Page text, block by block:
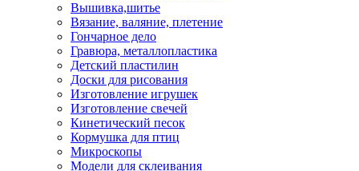
Вышивка,шитье
Вязание, валяние, плетение
Гончарное дело
Гравюра, металлопластика
Детский пластилин
Доски для рисования
Изготовление игрушек
Изготовление свечей
Кинетический песок
Кормушка для птиц
Микроскопы
Модели для склеивания